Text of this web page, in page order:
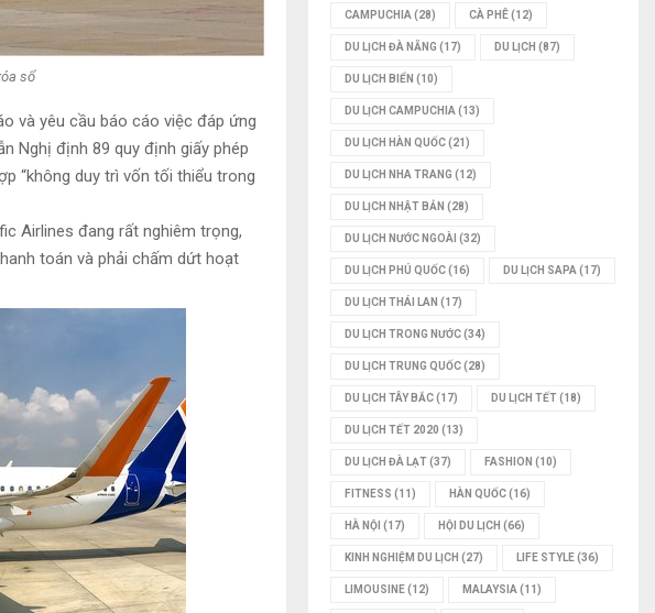
sổ
và yêu cầu báo cáo việc đáp ứng
Nghị định 89 quy định giấy phép
“không duy trì vốn tối thiểu trong
Airlines đang rất nghiêm trọng,
toán và phải chấm dứt hoạt
CAMPUCHIA (28) CÀ PHÊ(12)
DU LỊCH ĐÀ NẴNG (17) DU LỊCH (87)
DU LỊCH BIỂN (10)
DU LỊCH CAMPUCHIA (13)
DU LỊCH HÀN QUỐC(21)
DU LỊCH NHA TRANG (12)
DU LỊCH NHẬT BẢN (28)
DU LỊCH NƯỚC NGOÀI (32)
DU LỊCH PHÚ QUỐC(16) DU LỊCH SAPA (17)
DU LỊCH THÁI LAN (17)
DU LỊCH TRONG NƯỚC(34)
DU LỊCH TRUNG QUỐC(28)
DU LỊCH TÂY BẮC(17) DU LỊCH TẾT(18)
DU LỊCH TẾT 2020 (13)
DU LỊCH ĐÀ LẠT(37) FASHION (10)
FITNESS (11) HÀN QUỐC(16)
HÀ NỘI (17) HỘI DU LỊCH (66)
KINH NGHIỆM DU LỊCH (27) LIFE STYLE(36)
LIMOUSINE(12) MALAYSIA (11)